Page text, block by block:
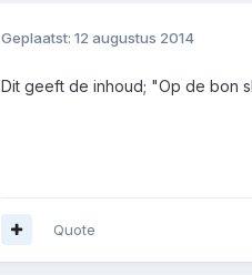
Geplaatst: 12 augustus 2014
Dit geeft de inhoud; "Op de bon
Quote